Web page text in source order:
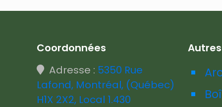
Coordonnées
Adresse : 5350 Rue
Lafond, Montréal, (Québec)
H1X 2X2, Local 1.430